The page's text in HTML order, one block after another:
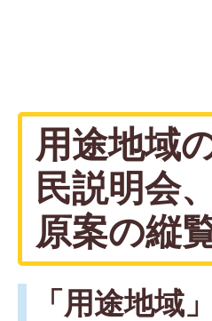
用途地域
民説明会
原案の縦
「用途地域